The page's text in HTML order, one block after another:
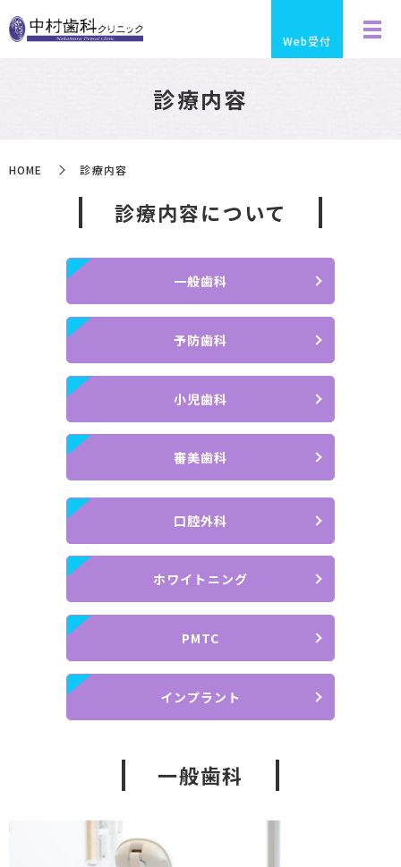
Web受付
診療内容
HOME 診療内容
診療内容について
一般歯科
予防歯科
小児歯科
審美歯科
口腔外科
ホワイトニング
PMTC
インプラント
一般歯科